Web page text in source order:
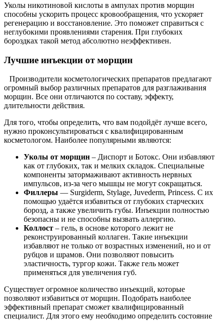
Уколы никотиновой кислоты в ампулах против морщин
способны ускорить процесс кровообращения, что ускоряет
регенерацию и восстановление. Это поможет справиться с
неглубокими проявлениями старения. При глубоких
бороздках такой метод абсолютно неэффективен.
Лучшие инъекции от морщин
Производители косметологических препаратов предлагают
огромный выбор различных препаратов для разглаживания
морщин. Все они отличаются по составу, эффекту,
длительности действия.
Для того, чтобы определить, что вам подойдёт лучше всего,
нужно проконсультироваться с квалифицированным
косметологом. Наиболее популярными являются:
Уколы от морщин – Диспорт и Ботокс. Они избавляют
как от глубоких, так и мелких складок. Специальные
компоненты затормаживают активность нервных
импульсов, из-за чего мышцы не могут сокращаться.
Филлеры — Surgiderm, Stylage, Juvederm, Princess. С их
помощью удаётся избавиться от глубоких старческих
борозд, а также увеличить губы. Инъекции полностью
безопасны и не способны вызвать аллергию.
Коллост – гель, в основе которого лежит не
реконструированный коллаген. Такие инъекции
избавляют не только от возрастных изменений, но и от
рубцов и шрамов. Они позволяют повысить
эластичность, тургор кожи. Также гель может
применяться для увеличения губ.
Существует огромное количество инъекций, которые
позволяют избавиться от морщин. Подобрать наиболее
эффективный препарат сможет квалифицированный
специалист. Для этого ему необходимо определить состояние